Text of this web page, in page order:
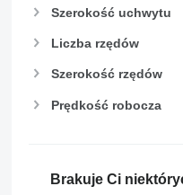
Szerokość uchwytu
Liczba rzędów
Szerokość rzędów
Prędkość robocza
Brakuje Ci